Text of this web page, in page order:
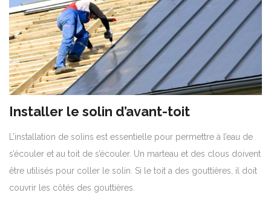
Installer le solin d’avant-toit
L’installation de solins est essentielle pour permettre à l’eau de
s’écouler et au toit de s’écouler. Un marteau et des clous doivent
être utilisés pour coller le solin. Si le toit a des gouttières, il doit
couvrir les côtés des gouttières.